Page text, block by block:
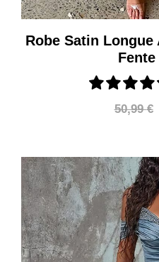
Robe Satin
50,99€